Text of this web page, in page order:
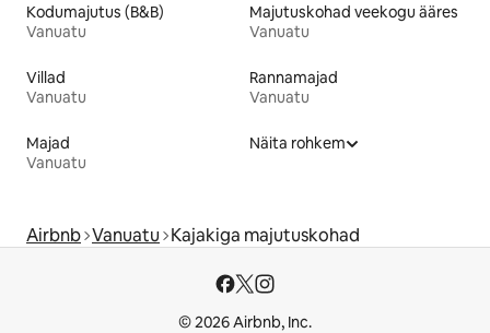
Kodumajutus (B&B)
Vanuatu
Majutuskohad veekogu ääres
Vanuatu
Villad
Vanuatu
Rannamajad
Vanuatu
Majad
Vanuatu
Näita rohkem
Airbnb Vanuatu Kajakiga majutuskohad
© 2026 Airbnb, Inc.